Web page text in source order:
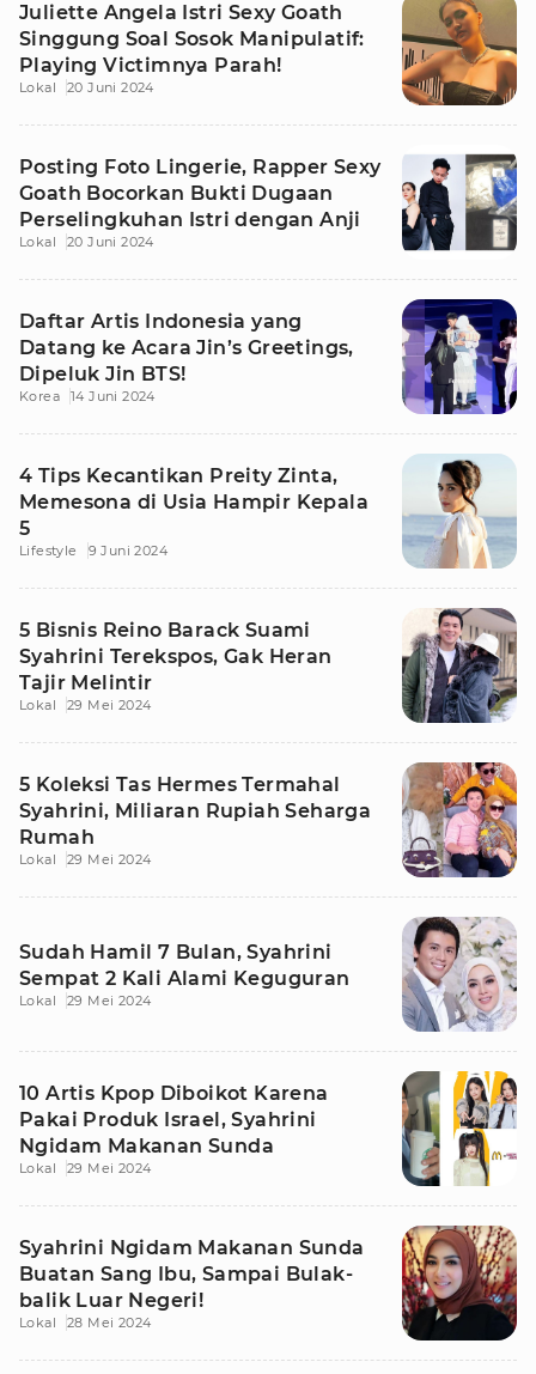
Juliette Angela Istri Sexy Goath
Singgung Soal Sosok Manipulatif:
Playing Victimnya Parah!
Lokal 20 Juni 2024
Posting Foto Lingerie, Rapper Sexy
Goath Bocorkan Bukti Dugaan
Perselingkuhan Istri dengan Anji
Lokal 20 Juni 2024
Daftar Artis Indonesia yang
Datang ke Acara Jin’s Greetings,
Dipeluk Jin BTS!
Korea 14 Juni 2024
4 Tips Kecantikan Preity Zinta,
Memesona di Usia Hampir Kepala
5
Lifestyle 9 Juni 2024
5 Bisnis Reino Barack Suami
Syahrini Terekspos, Gak Heran
Tajir Melintir
Lokal 29 Mei 2024
5 Koleksi Tas Hermes Termahal
Syahrini, Miliaran Rupiah Seharga
Rumah
Lokal 29 Mei 2024
Sudah Hamil 7 Bulan, Syahrini
Sempat 2 Kali Alami Keguguran
Lokal 29 Mei 2024
10 Artis Kpop Diboikot Karena
Pakai Produk Israel, Syahrini
Ngidam Makanan Sunda
Lokal 29 Mei 2024
Syahrini Ngidam Makanan Sunda
Buatan Sang Ibu, Sampai Bulak-
balik Luar Negeri!
Lokal 28 Mei 2024